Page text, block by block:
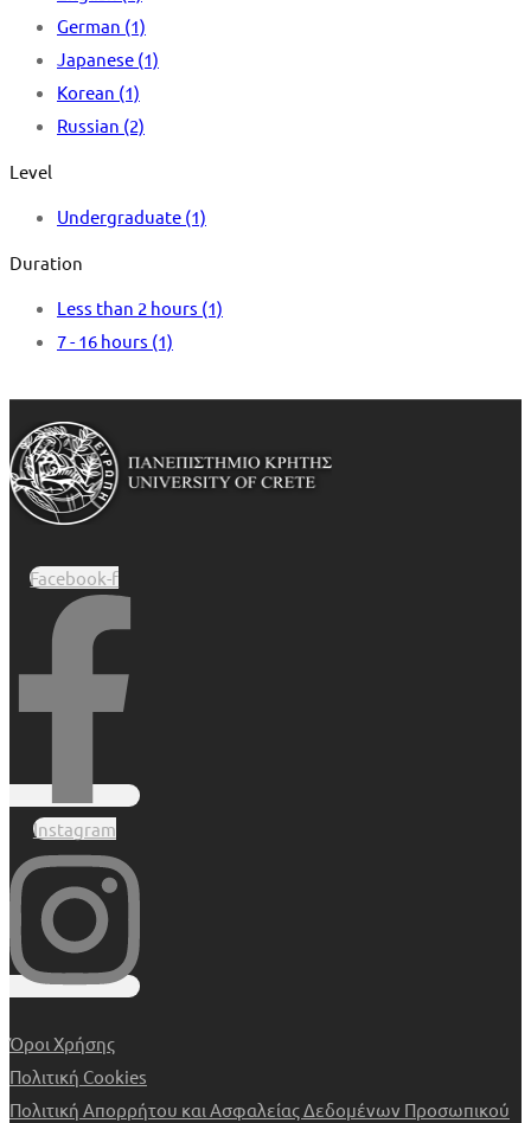
German (1)
Japanese (1)
Korean (1)
Russian (2)
Level
Undergraduate (1)
Duration
Less than 2 hours (1)
7 - 16 hours (1)
Facebook-f
Instagram
Όροι Χρήσης
Πολιτική Cookies
Πολιτική Απορρήτου και Ασφαλείας Δεδομένων Προσωπικού